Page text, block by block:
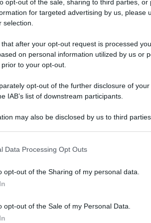
opt-out of the sale, sharing to third parties,
for targeted advertising by us, please
selection.
that after your opt-out request is processed
on personal information utilized by us or
to your opt-out.
opt-out of the further disclosure of
IAB’s list of downstream participants.
may also be disclosed by us to third
including but not limited to your visit or usage
to Google and its third-party tags to use
consent section.
Data Processing Opt Outs
opt-out of the Sharing of my personal data.
opt-out of the Sale of my Personal Data.
nel programma si è
“Adesso tornerò a tifare Juve
di come ha scoperto il
Alena Seredova racconta anche
in radio mentre andavo dal
Costanzo
considerazione diversa”.
di Ilaria D’Amico: “Non